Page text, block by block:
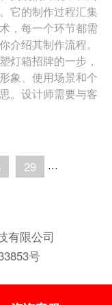
它的制作过程汇集
，每一个环节都需
介绍其制作流程。
灯箱招牌的一步，
象、使用场景和个
。设计师需要与客
29 ···
有限公司
号